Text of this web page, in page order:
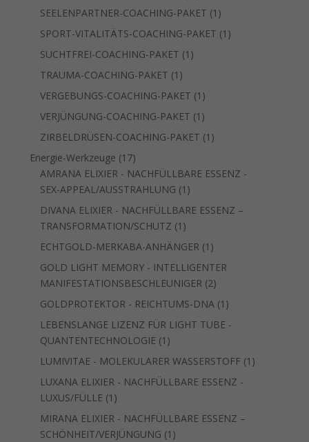
Produkt
SEELENPARTNER-COACHING-PAKET 1 1
Produkt
SPORT-VITALITÄTS-COACHING-PAKET 1 1
SUCHTFREI-COACHING-PAKET 1 1
TRAUMA-COACHING-PAKET 1 1
Produkt
VERGEBUNGS-COACHING-PAKET 1 1
Produkt
VERJÜNGUNG-COACHING-PAKET 1 1
Produkt
ZIRBELDRÜSEN-COACHING-PAKET 1 1
Energie-Werkzeuge 1717
Produkte
AMRANA ELIXIER - NACHFÜLLBARE ESSENZ -
SEX-APPEAL/AUSSTRAHLUNG 1 1
Produkt
DIVANA ELIXIER - NACHFÜLLBARE ESSENZ –
TRANSFORMATION/SCHUTZ 1 1
Produkt
ECHTGOLD-MERKABA-ANHÄNGER 1 1
Produkt
GOLD LIGHT MEMORY - INTELLIGENTER
MANIFESTATIONSBESCHLEUNIGER 22
Produkte
GOLDPROTEKTOR - REICHTUMS-DNA 1 1
Produkt
LEBENSLANGE LIZENZ FÜR LIGHT TUBE -
QUANTENTECHNOLOGIE 1 1
Produkt
LUMIVITAE - MOLEKULARER WASSERSTOFF 1 1
LUXANA ELIXIER - NACHFÜLLBARE ESSENZ -
LUXUS/FÜLLE 1 1
Produkt
MIRANA ELIXIER - NACHFÜLLBARE ESSENZ –
SCHÖNHEIT/VERJÜNGUNG 1 1